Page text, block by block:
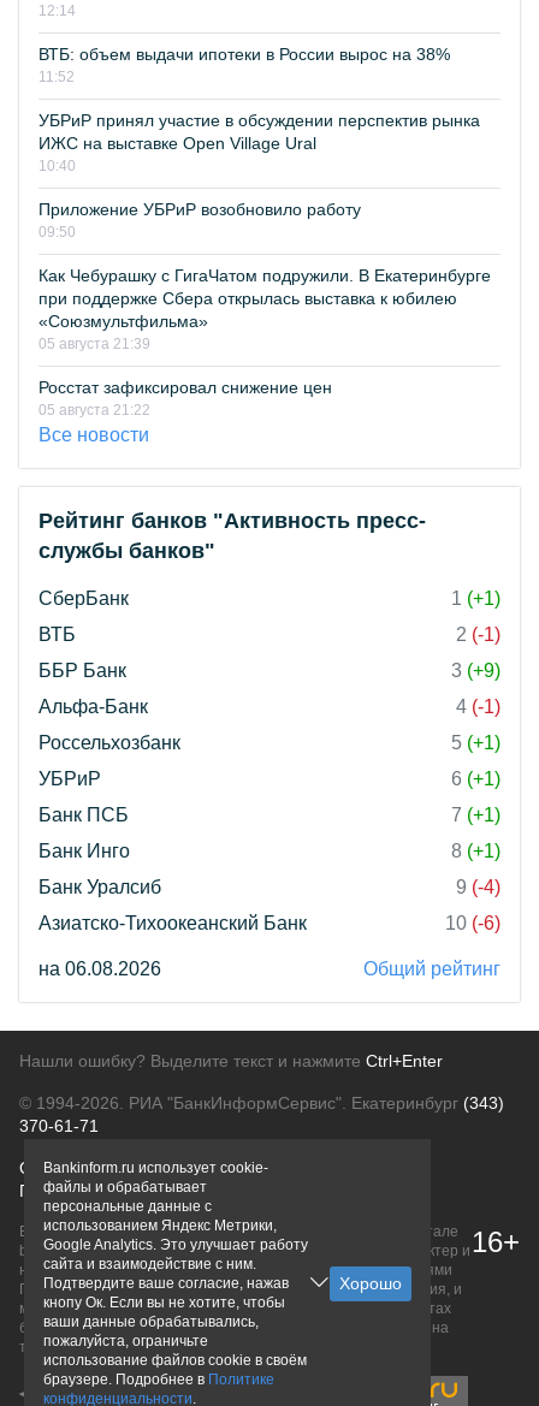
12:14
ВТБ: объем выдачи ипотеки в России вырос на 38%
11:52
УБРиР принял участие в обсуждении перспектив рынка
ИЖС на выставке Open Village Ural
10:40
Приложение УБРиР возобновило работу
09:50
Как Чебурашку с ГигаЧатом подружили. В Екатеринбурге
при поддержке Сбера открылась выставка к юбилею
«Союзмультфильма»
05 августа 21:39
Росстат зафиксировал снижение цен
05 августа 21:22
Все новости
Рейтинг банков "Активность пресс-
службы банков"
СберБанк 1 (+1)
ВТБ
2 (-1)
ББР Банк
3 (+9)
Альфа-Банк
4 (-1)
Россельхозбанк
5 (+1)
УБРиР
6 (+1)
Банк ПСБ
7 (+1)
Банк Инго
8 (+1)
Банк Уралсиб
9 (-4)
Азиатско-Тихоокеанский Банк
10 (-6)
на 06.08.2026 Общий рейтинг
Нашли ошибку? Выделите текст и нажмите Ctrl+Enter
© 1994-2026. РИА "БанкИнформСервис". Екатеринбург (343)
370-61-71
О проектеПолитика конфиденциальности
Правовая информацияДля рекламодателей
Вся информация о продуктах банков, размещенная на портале
bankinform.ru, носит исключительно ознакомительный характер и
не является публичной офертой, определяемой положениями
ГК РФ. Информация не содержит точного и полного описания, и
может быть изменена. Конечные условия уточняйте на сайтах
банков или при личном обращении. Исключительное право на
товарные знаки принадлежит их правообладателям.
16+
Bankinform.ru использует cookie-
файлы и обрабатывает
персональные данные с
использованием Яндекс Метрики,
Google Analytics. Это улучшает работу
сайта и взаимодействие с ним.
Подтвердите ваше согласие, нажав
кнопу Ок. Если вы не хотите, чтобы
ваши данные обрабатывались,
пожалуйста, ограничьте
использование файлов cookie в своём
браузере. Подробнее в Политике
конфиденциальности.